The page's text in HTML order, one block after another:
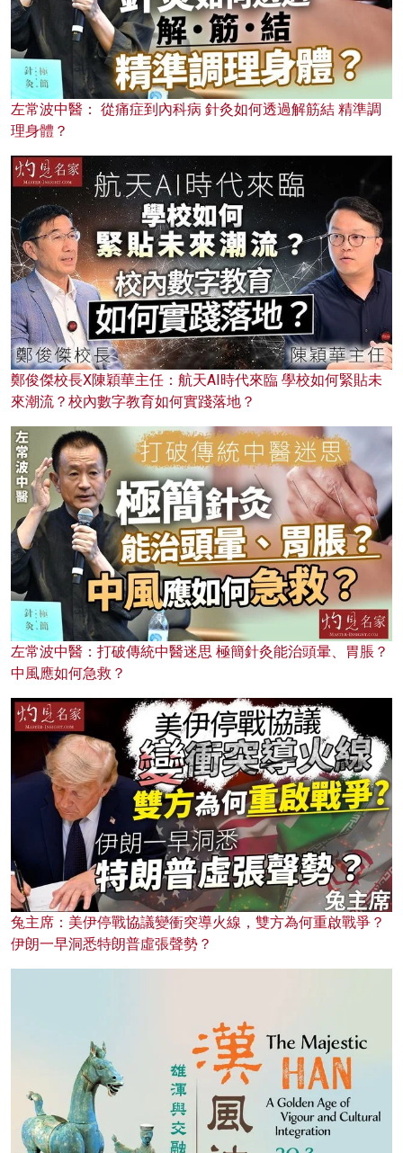
左常波中醫： 從痛症到內科病 針灸如何透過解筋結 精準調
理身體？
鄭俊傑校長X陳穎華主任：航天AI時代來臨 學校如何緊貼未
來潮流？校內數字教育如何實踐落地？
左常波中醫：打破傳統中醫迷思 極簡針灸能治頭暈、胃脹？
中風應如何急救？
兔主席：美伊停戰協議變衝突導火線，雙方為何重啟戰爭？
伊朗一早洞悉特朗普虛張聲勢？